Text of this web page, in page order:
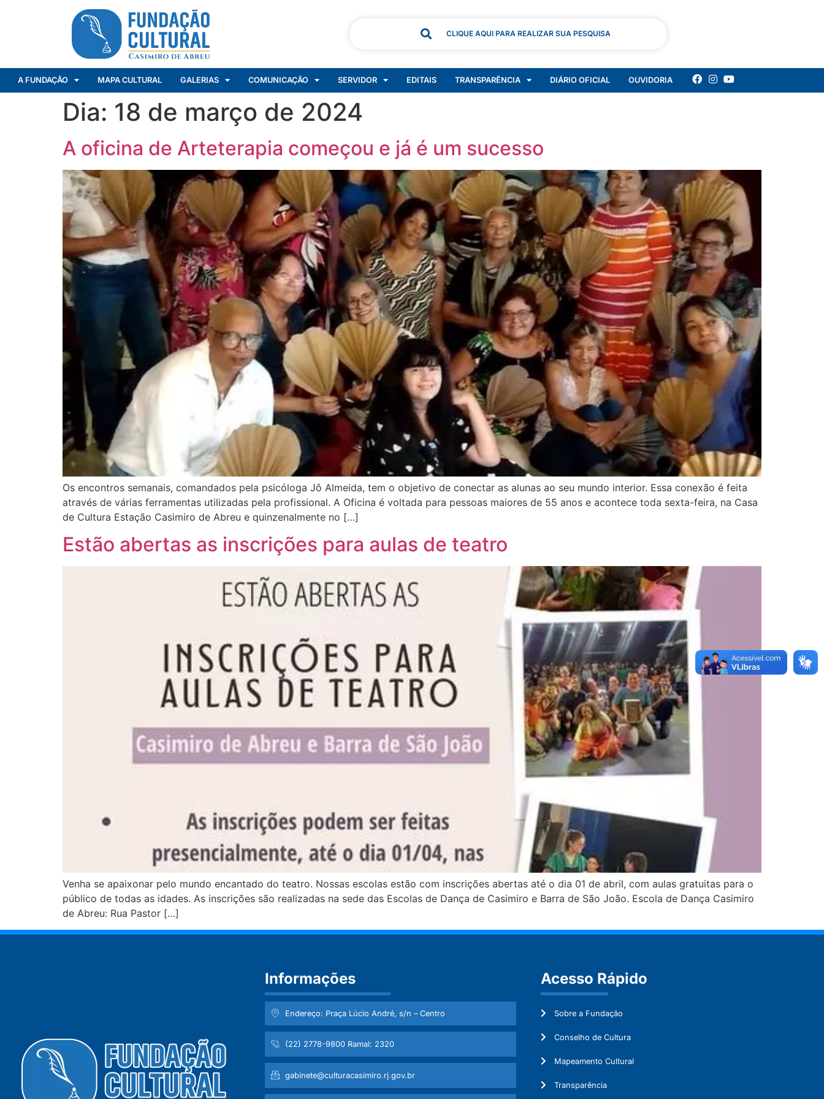
CLIQUE AQUI PARA REALIZAR SUA PESQUISA
A FUNDAÇÃO MAPA CULTURAL GALERIAS COMUNICAÇÃO SERVIDOR EDITAIS TRANSPARÊNCIA DIÁRIO OFICIAL OUVIDORIA
Dia: 18 de março de 2024
A oficina de Arteterapia começou e já é um sucesso
Os encontros semanais, comandados pela psicóloga Jô Almeida, tem o objetivo de conectar as alunas ao seu mundo interior. Essa conexão é feita
através de várias ferramentas utilizadas pela profissional. A Oficina é voltada para pessoas maiores de 55 anos e acontece toda sexta-feira, na Casa
de Cultura Estação Casimiro de Abreu e quinzenalmente no […]
Estão abertas as inscrições para aulas de teatro
Venha se apaixonar pelo mundo encantado do teatro. Nossas escolas estão com inscrições abertas até o dia 01 de abril, com aulas gratuitas para o
público de todas as idades. As inscrições são realizadas na sede das Escolas de Dança de Casimiro e Barra de São João. Escola de Dança Casimiro
de Abreu: Rua Pastor […]
Informações
Endereço: Praça Lúcio André, s/n – Centro
(22) 2778-9800 Ramal: 2320
gabinete@culturacasimiro.rj.gov.br
Acesso Rápido
Sobre a Fundação
Conselho de Cultura
Mapeamento Cultural
Transparência